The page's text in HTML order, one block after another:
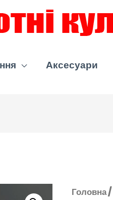
Аксесуари
Головна/